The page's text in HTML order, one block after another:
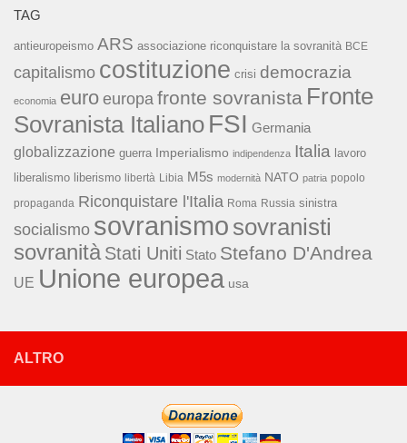
TAG
antieuropeismo ARS associazione riconquistare la sovranità BCE
capitalismo costituzione crisi democrazia
economia euro europa fronte sovranista Fronte
Sovranista Italiano FSI Germania
globalizzazione guerra Imperialismo indipendenza Italia lavoro
liberalismo liberismo libertà Libia M5s modernità NATO patria popolo
propaganda Riconquistare l'Italia Roma Russia sinistra
socialismo sovranismo sovranisti
sovranità Stati Uniti Stato Stefano D'Andrea
UE Unione europea usa
ALTRO